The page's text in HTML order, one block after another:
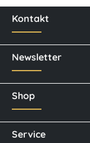
Kontakt
Newsletter
Shop
Service